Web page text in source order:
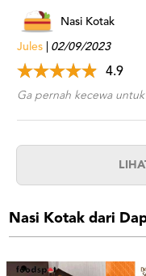
Nasi Kotak
Jules 02/09/2023
4.9
Ga pernah kecewa
Nasi Kotak dari